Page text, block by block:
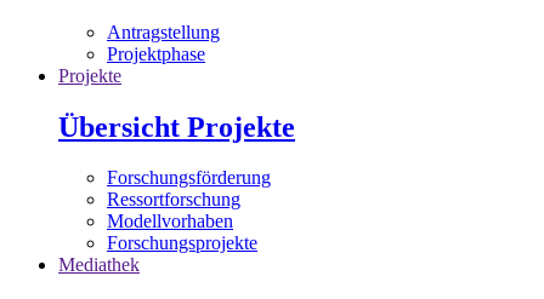
Antragstellung
Projektphase
Projekte
Übersicht Projekte
Forschungsförderung
Ressortforschung
Modellvorhaben
Forschungsprojekte
Mediathek